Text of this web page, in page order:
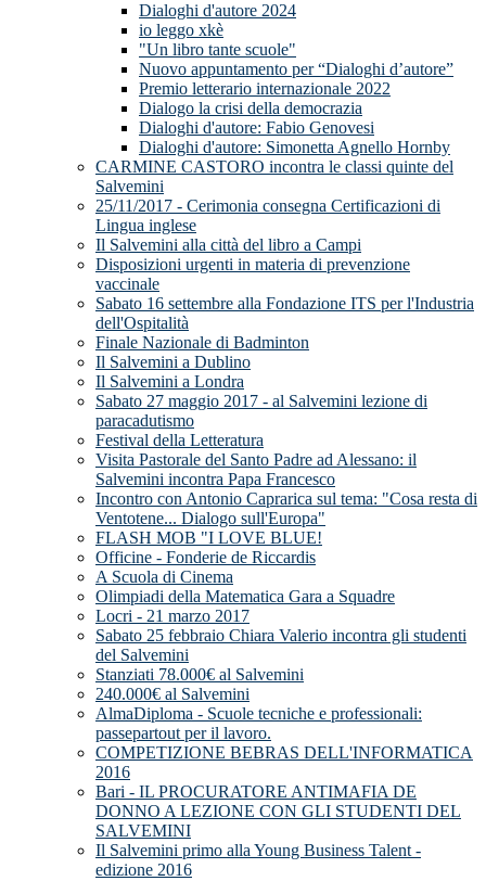
Dialoghi d'autore 2024
io leggo xkè
"Un libro tante scuole"
Nuovo appuntamento per “Dialoghi d’autore”
Premio letterario internazionale 2022
Dialogo la crisi della democrazia
Dialoghi d'autore: Fabio Genovesi
Dialoghi d'autore: Simonetta Agnello Hornby
CARMINE CASTORO incontra le classi quinte del
Salvemini
25/11/2017 - Cerimonia consegna Certificazioni di
Lingua inglese
Il Salvemini alla città del libro a Campi
Disposizioni urgenti in materia di prevenzione
vaccinale
Sabato 16 settembre alla Fondazione ITS per l'Industria
dell'Ospitalità
Finale Nazionale di Badminton
Il Salvemini a Dublino
Il Salvemini a Londra
Sabato 27 maggio 2017 - al Salvemini lezione di
paracadutismo
Festival della Letteratura
Visita Pastorale del Santo Padre ad Alessano: il
Salvemini incontra Papa Francesco
Incontro con Antonio Caprarica sul tema: "Cosa resta di
Ventotene... Dialogo sull'Europa"
FLASH MOB "I LOVE BLUE!
Officine - Fonderie de Riccardis
A Scuola di Cinema
Olimpiadi della Matematica Gara a Squadre
Locri - 21 marzo 2017
Sabato 25 febbraio Chiara Valerio incontra gli studenti
del Salvemini
Stanziati 78.000€ al Salvemini
240.000€ al Salvemini
AlmaDiploma - Scuole tecniche e professionali:
passepartout per il lavoro.
COMPETIZIONE BEBRAS DELL'INFORMATICA
2016
Bari - IL PROCURATORE ANTIMAFIA DE
DONNO A LEZIONE CON GLI STUDENTI DEL
SALVEMINI
Il Salvemini primo alla Young Business Talent -
edizione 2016